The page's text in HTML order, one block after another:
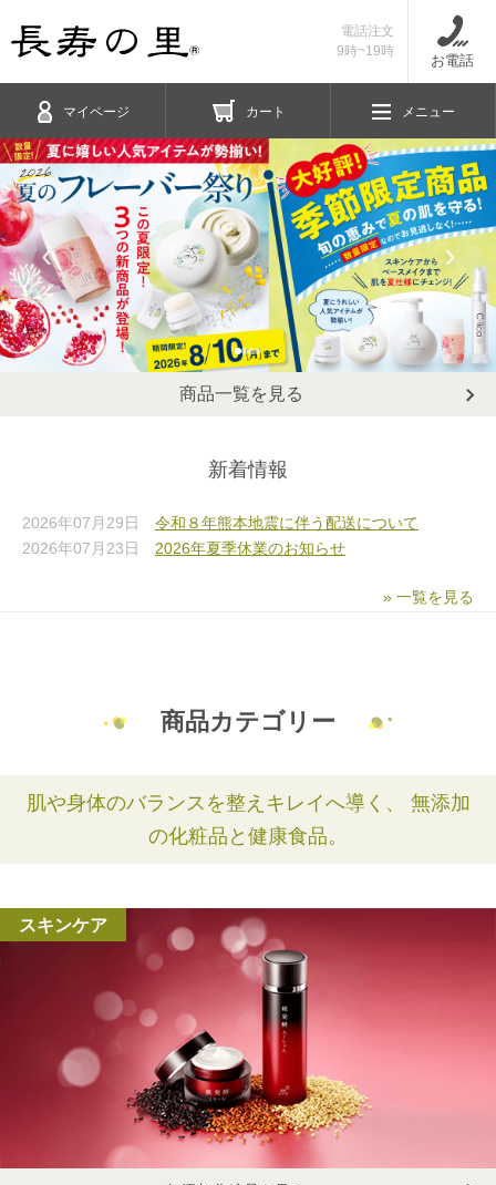
電話注文
9時~19時
お電話
マイページ カート メニュー
‹ ›
商品一覧を見る
新着情報
2026年07月29日
令和８年熊本地震に伴う配送について
2026年07月23日
2026年夏季休業のお知らせ
» 一覧を見る
商品カテゴリー
肌や身体のバランスを整えキレイへ導く、
無添加
の化粧品と健康食品。
スキンケア